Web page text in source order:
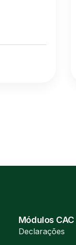
Módulos CAC
Declarações